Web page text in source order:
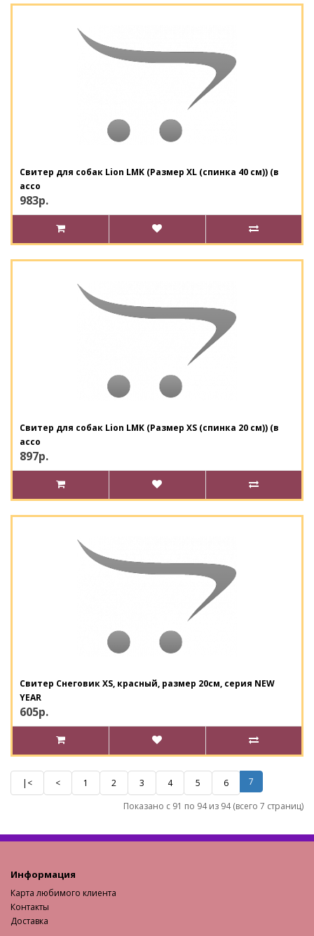
Свитер для собак Lion LMK (Размер XL (спинка 40 см)) (в
ассо
983р.
Свитер для собак Lion LMK (Размер XS (спинка 20 см)) (в
ассо
897р.
Свитер Снеговик XS, красный, размер 20см, серия NEW
YEAR
605р.
|< < 1 2 3 4 5 6 7
Показано с 91 по 94 из 94 (всего 7 страниц)
Информация
Карта любимого клиента
Контакты
Доставка